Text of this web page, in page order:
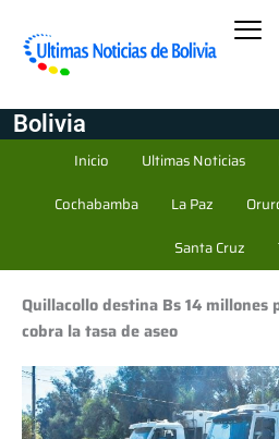
Bolivia
Inicio Ultimas Noticias
Cochabamba
La Paz
Santa Cruz
Quillacollo destina Bs 14 millones
cobra la tasa de aseo